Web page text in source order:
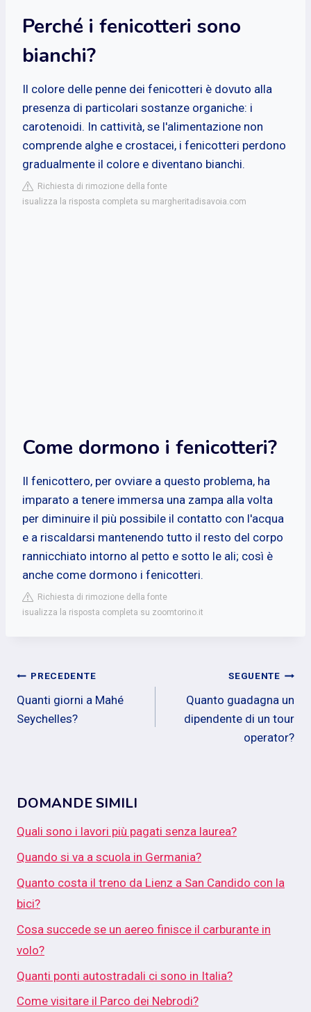
Perché i fenicotteri sono
bianchi?
Il colore delle penne dei fenicotteri è dovuto alla
presenza di particolari sostanze organiche: i
carotenoidi. In cattività, se l'alimentazione non
comprende alghe e crostacei, i fenicotteri perdono
gradualmente il colore e diventano bianchi.
Richiesta di rimozione della fonte
isualizza la risposta completa su margheritadisavoia.com
Come dormono i fenicotteri?
Il fenicottero, per ovviare a questo problema, ha
imparato a tenere immersa una zampa alla volta
per diminuire il più possibile il contatto con l'acqua
e a riscaldarsi mantenendo tutto il resto del corpo
rannicchiato intorno al petto e sotto le ali; così è
anche come dormono i fenicotteri.
Richiesta di rimozione della fonte
isualizza la risposta completa su zoomtorino.it
Navigazione
articoli
PRECEDENTE
Quanti giorni a Mahé
Seychelles?
SEGUENTE
Quanto guadagna un
dipendente di un tour
operator?
DOMANDE SIMILI
Quali sono i lavori più pagati senza laurea?
Quando si va a scuola in Germania?
Quanto costa il treno da Lienz a San Candido con la
bici?
Cosa succede se un aereo finisce il carburante in
volo?
Quanti ponti autostradali ci sono in Italia?
Come visitare il Parco dei Nebrodi?